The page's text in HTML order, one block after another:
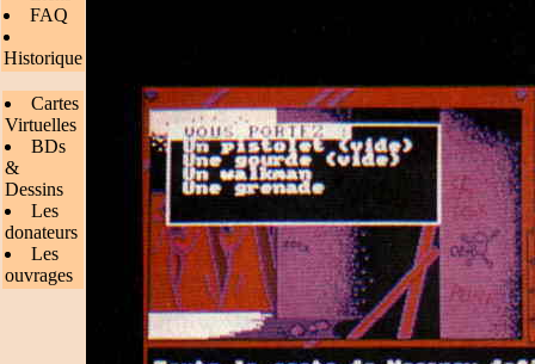
FAQ
Historique
Cartes
Virtuelles
BDs
&
Dessins
Les
donateurs
Les
ouvrages